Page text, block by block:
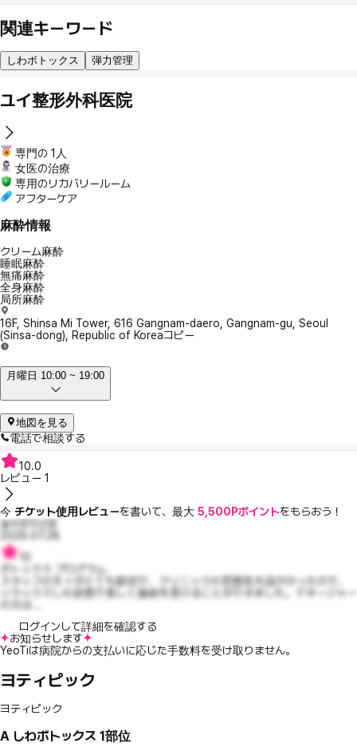
関連キーワード
しわボトックス 弾力管理
ユイ整形外科医院
専門の 1人
女医の治療
専用のリカバリールーム
アフターケア
麻酔情報
クリーム麻酔
睡眠麻酔
無痛麻酔
全身麻酔
局所麻酔
16F, Shinsa Mi Tower, 616 Gangnam-daero, Gangnam-gu, Seoul
(Sinsa-dong), Republic of Koreaコピー
月曜日 10:00 ~ 19:00
地図を見る
電話で相談する
10.0
レビュー 1
今 チケット使用レビューを書いて、最大 5,500Pポイントをもらおう！
놀라운이선윤
2026.07.28
10
ボトックス プログラム
スタッフの方々がとても親切で、クリニックの雰囲気も温かかったので、
リラックスした状態で美しく施術を受けることができました。マネージャー
の方は...
ログインして詳細を確認する
お知らせします
YeoTiは病院からの支払いに応じた手数料を受け取りません。
ヨティピック
ヨティピック
A しわボトックス 1部位